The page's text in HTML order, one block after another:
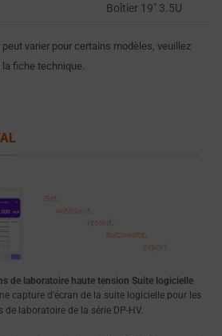
Boîtier 19″ 3.5U
varier pour certains modèles, veuillez
fiche technique.
de laboratoire haute tension Suite logicielle
capture d'écran de la suite logicielle pour les
de laboratoire de la série DP-HV.